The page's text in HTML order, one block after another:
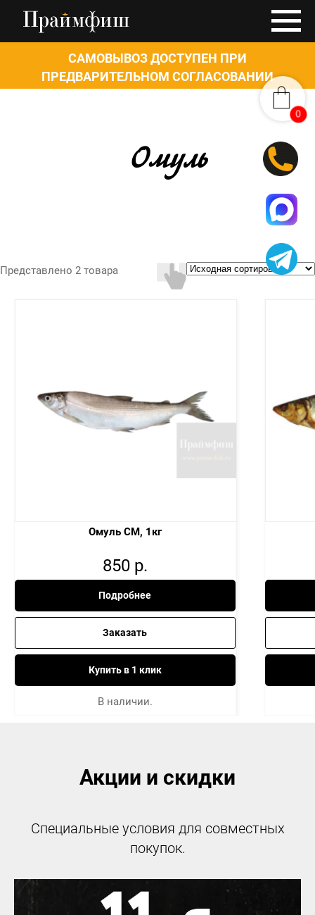
САМОВЫВОЗ ДОСТУПЕН ПРИ
ПРЕДВАРИТЕЛЬНОМ СОГЛАСОВАНИИ
Омуль
Представлено 2 товара
Омуль СМ, 1кг
850 р.
Подробнее
Заказать
Купить в 1 клик
В наличии.
Акции и скидки
Специальные условия для совместных
покупок.
0